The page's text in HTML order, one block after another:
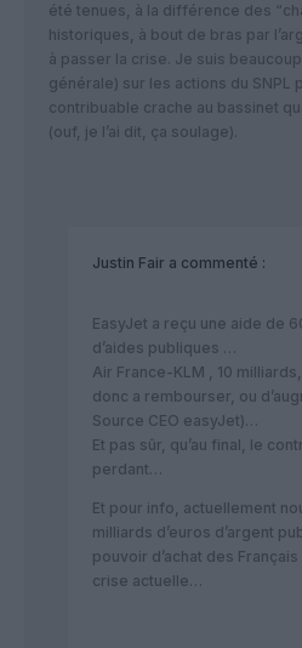
été tenues, à la différence des
historiques, à bout de bras par
à passer la crise. Je suis
générale) sur les actions du SNPL
contribuable crache au bassinet
(ouf, je l’ai dit, ça soulage).
Justin Fair a commenté :
EasyJet a reçu une aide de
d’aides publiques …
Air France-KLM , 10
donc a rembourser, ou
Source CEO easyJet)…
Et pas sûr, qu’au final, le
perdant…
Et pour info, actuellement
milliards d’euros d’argent
pouvoir d’achat des
crise actuelle…